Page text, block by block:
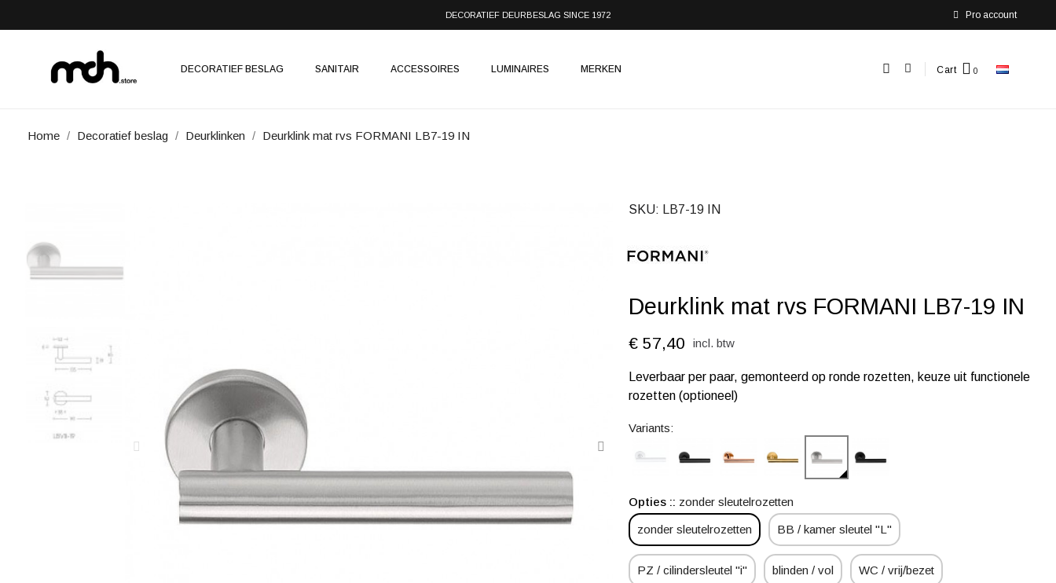
DECORATIEF DEURBESLAG SINCE 1972 Pro account
DECORATIEF BESLAG SANITAIR ACCESSOIRES LUMINAIRES MERKEN Cart
Home Decoratief beslag Deurklinken Deurklink mat rvs FORMANI LB7-19 IN
SKU LB7-19 IN
Deurklink mat rvs FORMANI LB7-19 IN
€ 57,40 incl. btw
Leverbaar per paar, gemonteerd op ronde rozetten, keuze uit functionele
rozetten (optioneel)
Variants:
Opties : zonder sleutelrozetten
zonder sleutelrozetten BB / kamer sleutel "L"
PZ / cilindersleutel "i" blinden / vol WC / vrij/bezet